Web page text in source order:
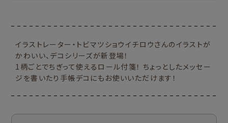
イラストレーター・トビマツショウイチロウさんのイラストが
かわいい、デコシリーズが新登場！
1柄ごとでちぎって使えるロール付箋！ ちょっとしたメッセー
ジを書いたり手帳デコにもお使いいただけます！